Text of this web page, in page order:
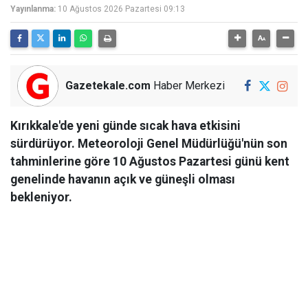
Yayınlanma: 10 Ağustos 2026 Pazartesi 09:13
Gazetekale.com Haber Merkezi
Kırıkkale'de yeni günde sıcak hava etkisini
sürdürüyor. Meteoroloji Genel Müdürlüğü'nün son
tahminlerine göre 10 Ağustos Pazartesi günü kent
genelinde havanın açık ve güneşli olması
bekleniyor.